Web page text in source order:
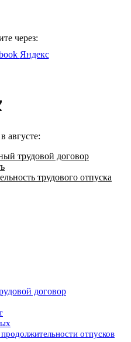
через:
Яндекс
августе:
трудовой договор
трудового отпуска
договор
отпусков